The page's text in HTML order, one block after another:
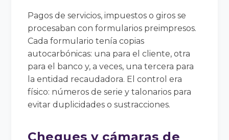
Pagos de servicios, impuestos o giros se
procesaban con formularios preimpresos.
Cada formulario tenía copias
autocarbónicas: una para el cliente, otra
para el banco y, a veces, una tercera para
la entidad recaudadora. El control era
físico: números de serie y talonarios para
evitar duplicidades o sustracciones.
Cheques y cámaras de